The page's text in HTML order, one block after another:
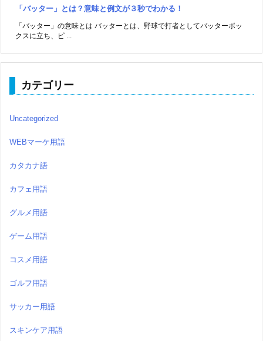
「バッター」とは？意味と例文が３秒でわかる！
「バッター」の意味とは バッターとは、野球で打者としてバッターボッ
クスに立ち、ピ ...
カテゴリー
Uncategorized
WEBマーケ用語
カタカナ語
カフェ用語
グルメ用語
ゲーム用語
コスメ用語
ゴルフ用語
サッカー用語
スキンケア用語